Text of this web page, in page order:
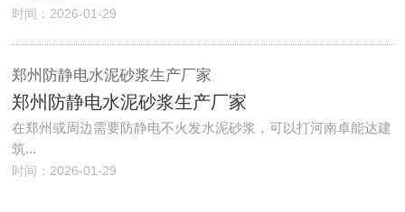
时间：2026-01-29
郑州防静电水泥砂浆生产厂家
郑州防静电水泥砂浆生产厂家
​在郑州或周边需要防静电不火发水泥砂浆，可以打河南卓能达建
筑...
时间：2026-01-29